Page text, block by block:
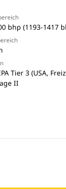
bhp (1193-1417
Tier 3 (USA,
II